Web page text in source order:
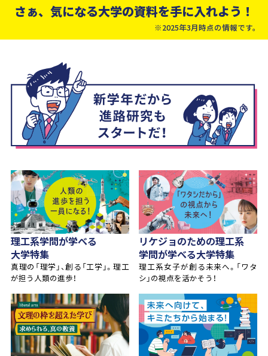
さぁ、気になる大学の資料を手に入れよう！
※2025年3月時点の情報です。
理工系学問が学べる
大学特集
真理の「理学」、創る「工学」。理工
が担う人類の進歩！
リケジョのための理工系
学問が学べる大学特集
理工系女子が創る未来へ。「ワタ
シ」の視点を活かそう！